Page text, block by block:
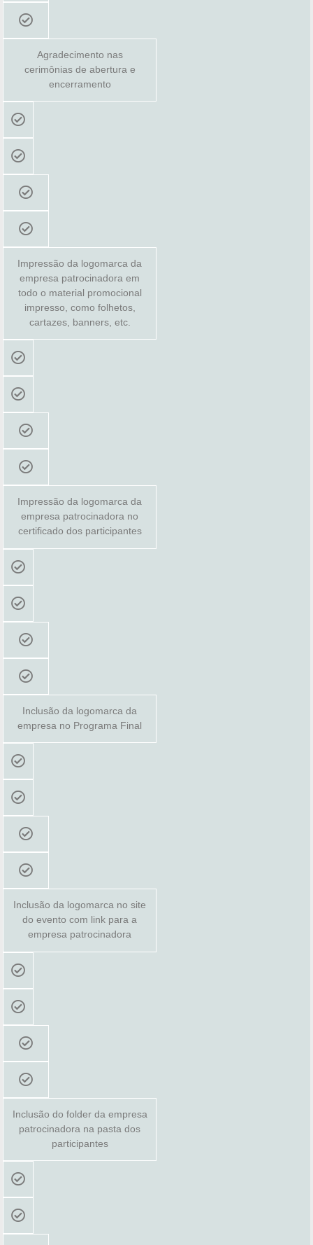
Agradecimento nas
cerimônias de abertura e
encerramento
Impressão da logomarca da
empresa patrocinadora em
todo o material promocional
impresso, como folhetos,
cartazes, banners, etc.
Impressão da logomarca da
empresa patrocinadora no
certificado dos participantes
Inclusão da logomarca da
empresa no Programa Final
Inclusão da logomarca no site
do evento com link para a
empresa patrocinadora
Inclusão do folder da empresa
patrocinadora na pasta dos
participantes